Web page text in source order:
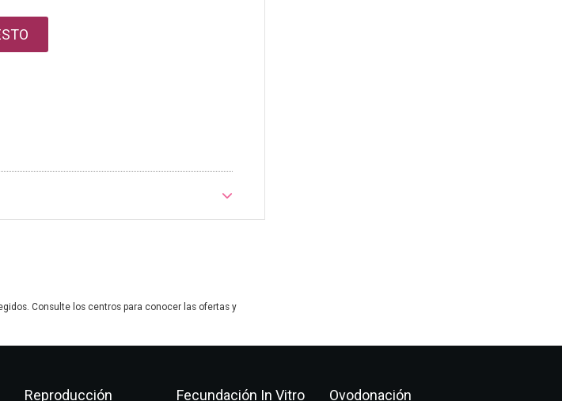
Consulte los centros para conocer las ofertas y
Reproducción Fecundación In Vitro Ovodonación